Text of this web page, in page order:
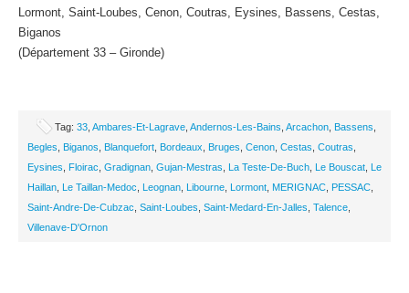
Lormont, Saint-Loubes, Cenon, Coutras, Eysines, Bassens, Cestas,
Biganos
(Département 33 – Gironde)
Tag: 33 Ambares-Et-Lagrave Andernos-Les-Bains Arcachon Bassens
Begles
Biganos Blanquefort Bordeaux Bruges Cenon Cestas Coutras
Eysines
Floirac Gradignan Gujan-Mestras La Teste-De-Buch Le Bouscat Le
Haillan Le Taillan-Medoc Leognan Libourne Lormont MERIGNAC PESSAC
Saint-Andre-De-Cubzac Saint-Loubes Saint-Medard-En-Jalles Talence
Villenave-D'Ornon